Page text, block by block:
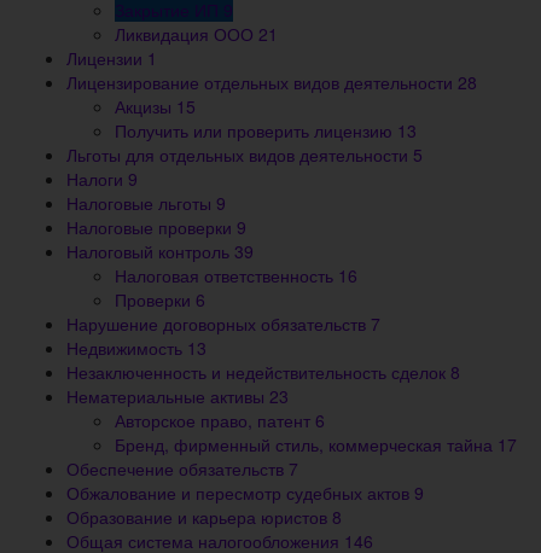
Ликвидация ООО 21
Лицензии 1
Лицензирование отдельных видов деятельности 28
Акцизы 15
Получить или проверить лицензию 13
Льготы для отдельных видов деятельности 5
Налоги 9
Налоговые льготы 9
Налоговые проверки 9
Налоговый контроль 39
Налоговая ответственность 16
Проверки 6
Нарушение договорных обязательств 7
Недвижимость 13
Незаключенность и недействительность сделок 8
Нематериальные активы 23
Авторское право, патент 6
Бренд, фирменный стиль, коммерческая тайна 17
Обеспечение обязательств 7
Обжалование и пересмотр судебных актов 9
Образование и карьера юристов 8
Общая система налогообложения 146